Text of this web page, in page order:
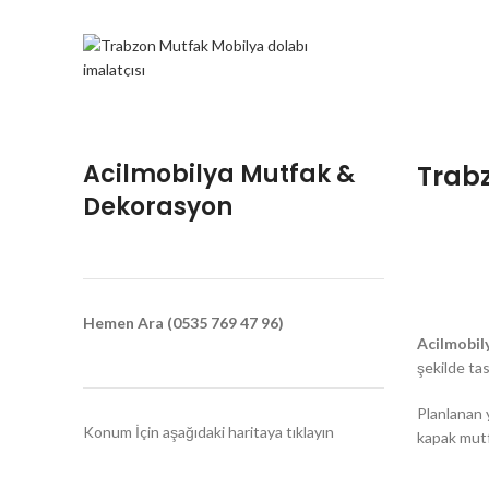
şekilde
Planlanan
kapak
Acilmobilya Mutfak &
Dekorasyon
Hemen Ara (0535 769 47 96)
Konum İçin aşağıdaki haritaya tıklayın